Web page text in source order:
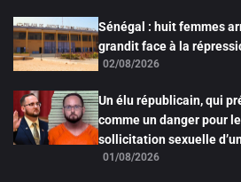
Sénégal : huit femmes
grandit face à la
02/08/2026
Un élu républicain, qui
comme un danger pour
sollicitation sexuelle
01/08/2026